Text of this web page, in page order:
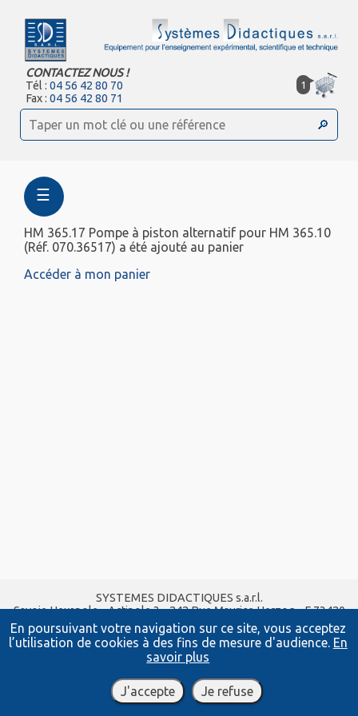
En poursuivant votre navigation sur ce site, vous acceptez
l’utilisation de cookies à des fins de mesure d'audience. En
savoir plus
J'accepte Je refuse
CONTACTEZ NOUS !
Tél :04 56 42 80 70
Fax :04 56 42 80 71
1
☰
HM 365.17 Pompe à piston alternatif pour HM 365.10
(Réf. 070.36517) a été ajouté au panier
Accéder à mon panier
SYSTEMES DIDACTIQUES s.a.r.l.
Savoie Hexapole - Actipole 3 - 242 Rue Maurice Herzog - F 73420
VIVIERS DU LAC
Tel : 04 56 42 80 70| Fax :04 56 42 80 71
xavier.granjon@systemes-didactiques.fr
www.systemes-didactiques.fr